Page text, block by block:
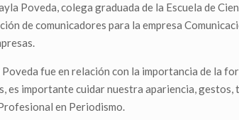
Poveda, colega graduada de la Escuela de
de comunicadores para la empresa
fue en relación con la importancia de la
es importante cuidar nuestra apariencia, gestos,
en Periodismo.